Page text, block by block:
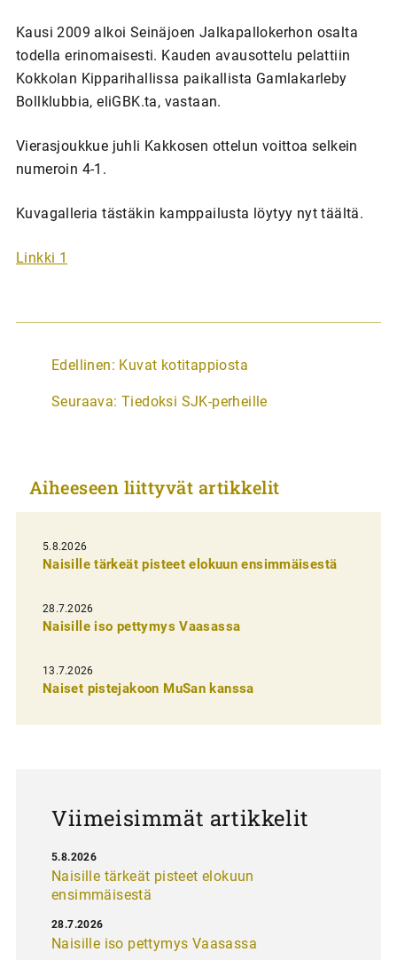
Kausi 2009 alkoi Seinäjoen Jalkapallokerhon osalta
todella erinomaisesti. Kauden avausottelu pelattiin
Kokkolan Kipparihallissa paikallista Gamlakarleby
Bollklubbia, eliGBK.ta, vastaan.
Vierasjoukkue juhli Kakkosen ottelun voittoa selkein
numeroin 4-1.
Kuvagalleria tästäkin kamppailusta löytyy nyt täältä.
Linkki 1
A
t
k
e
l
i
e
n
e
Edellinen: Kuvat kotitappiosta
Seuraava: Tiedoksi SJK-perheille
Aiheeseen liittyvät artikkelit
5.8.2026
Naisille tärkeät pisteet elokuun ensimmäisestä
28.7.2026
Naisille iso pettymys Vaasassa
13.7.2026
Naiset pistejakoon MuSan kanssa
Viimeisimmät artikkelit
Naisille tärkeät pisteet elokuun
ensimmäisestä
5.8.2026
Naisille iso pettymys Vaasassa
28.7.2026